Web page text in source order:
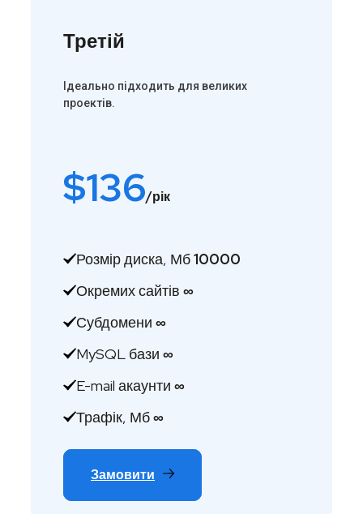
Третій
Ідеально підходить для великих
проектів.
$136/рік
Розмір диска, Мб10000
Окремих сайтів ∞
Субдомени ∞
MySQL бази ∞
E-mail акаунти ∞
Трафік, Мб∞
Замовити